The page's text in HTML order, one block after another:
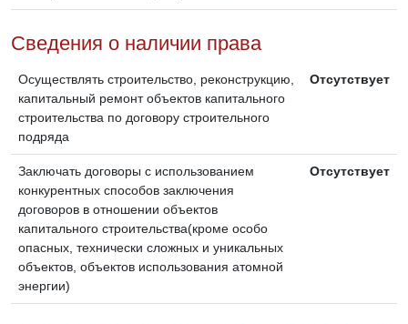
Сведения о наличии права
Осуществлять строительство, реконструкцию,
капитальный ремонт объектов капитального
строительства по договору строительного
подряда
Отсутствует
Заключать договоры с использованием
конкурентных способов заключения
договоров в отношении объектов
капитального строительства(кроме особо
опасных, технически сложных и уникальных
объектов, объектов использования атомной
энергии)
Отсутствует